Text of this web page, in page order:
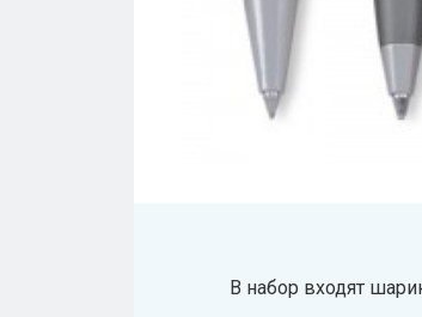
В набор входят